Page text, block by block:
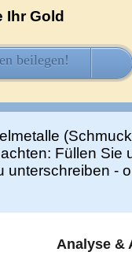
Ihr Gold
Füllen Sie
unterschreiben -
Analyse &
beilegen!